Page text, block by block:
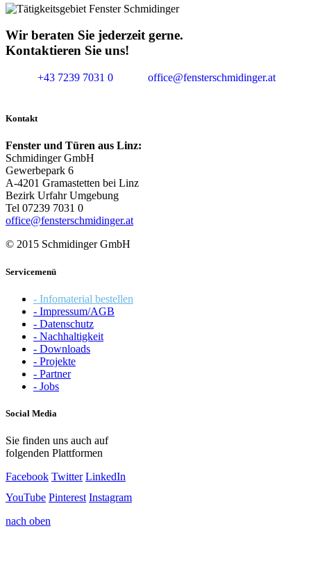
Wir beraten Sie jederzeit gerne.
Kontaktieren Sie uns!
+43 7239 7031 0 office@fensterschmidinger.at
Kontakt
Fenster und Türen aus Linz:
Schmidinger GmbH
Gewerbepark 6
A-4201 Gramastetten bei Linz
Bezirk Urfahr Umgebung
Tel 07239 7031 0
office@fensterschmidinger.at
© 2015 Schmidinger GmbH
Servicemenü
- Infomaterial bestellen
- Impressum/AGB
- Datenschutz
- Nachhaltigkeit
- Downloads
- Projekte
- Partner
- Jobs
Social Media
Sie finden uns auch auf
folgenden Plattformen
Facebook Twitter LinkedIn
YouTube Pinterest Instagram
nach oben